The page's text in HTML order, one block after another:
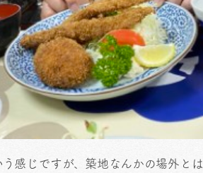
感じですが、築地なんかの場外と